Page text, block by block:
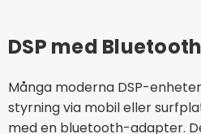
DSP med
Många moderna DSP-
styrning via mobil eller
med en bluetooth-adapter.